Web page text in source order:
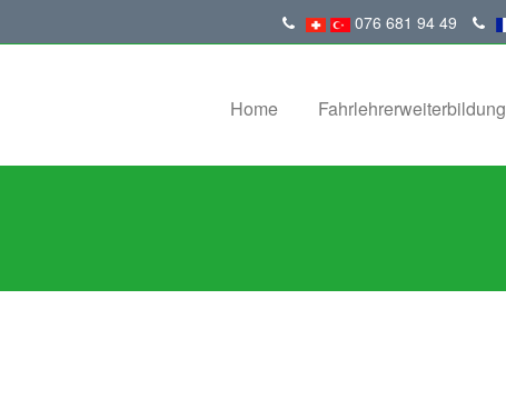
076 681 94 49
Home Fahrlehrerweiterbildung